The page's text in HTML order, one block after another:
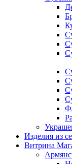
Изделия из
Витрина